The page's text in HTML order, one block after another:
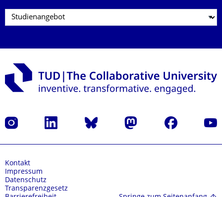
Instagram LinkedIn Bluesky Mastodon Facebook
Kontakt
Impressum
Datenschutz
Transparenzgesetz